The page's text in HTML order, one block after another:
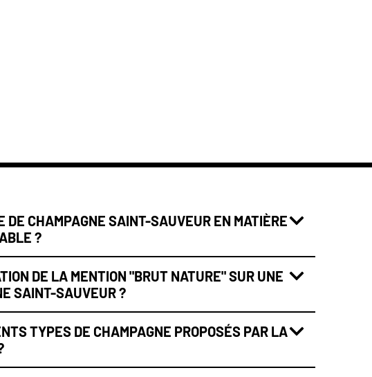
DE CHAMPAGNE SAINT-SAUVEUR EN MATIÈRE
?
DE LA MENTION "BRUT NATURE" SUR UNE
SAINT-SAUVEUR ?
TYPES DE CHAMPAGNE PROPOSÉS PAR LA